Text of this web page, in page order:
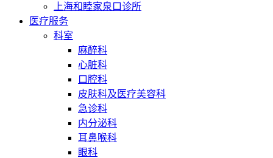
上海和睦家泉口诊所
医疗服务
科室
麻醉科
心脏科
口腔科
皮肤科及医疗美容科
急诊科
内分泌科
耳鼻喉科
眼科